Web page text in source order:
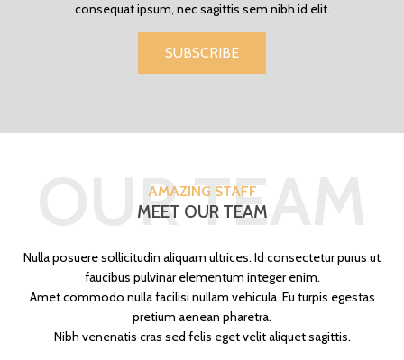
consequat ipsum, nec sagittis sem nibh id elit.
SUBSCRIBE
AMAZING STAFF
MEET OUR TEAM
OUR TEAM
Nulla posuere sollicitudin aliquam ultrices. Id consectetur purus ut
faucibus pulvinar elementum integer enim.
Amet commodo nulla facilisi nullam vehicula. Eu turpis egestas
pretium aenean pharetra.
Nibh venenatis cras sed felis eget velit aliquet sagittis.